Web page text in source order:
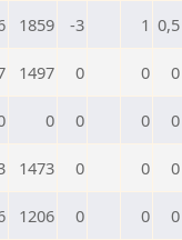
1859 -3 1 0,5
1497 0 0 0
0 0 0 0
1473 0 0 0
1206 0 0 0